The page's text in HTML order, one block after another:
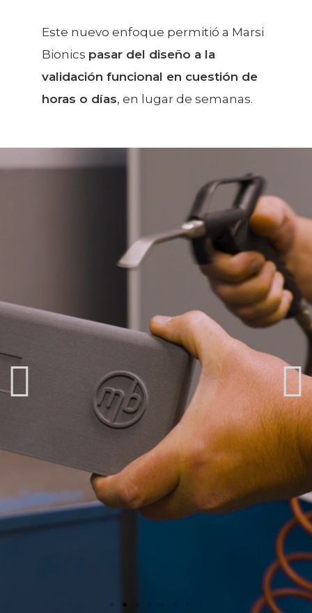
Este nuevo enfoque permitió a Marsi
Bionics pasar del diseño a la
validación funcional en cuestión de
horas o días, en lugar de semanas.